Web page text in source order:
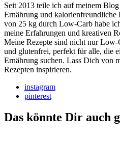
Seit 2013 teile ich auf meinem
Ernährung und kalorienfreundliche
von 25 kg durch Low-Carb habe
meine Erfahrungen und kreativen
Meine Rezepte sind nicht nur
und glutenfrei, perfekt für alle, die
Ernährung suchen. Lass Dich von
Rezepten inspirieren.
instagram
pinterest
Das könnte Dir auch